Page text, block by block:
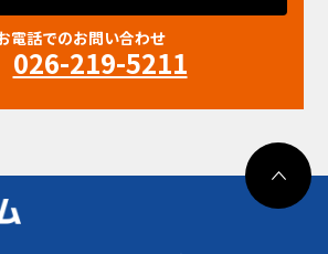
電話でのお問い合わせ
026-219-5211